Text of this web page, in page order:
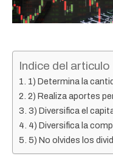
Indice del articulo
1) Determina la
2) Realiza aportes
3) Diversifica el
4) Diversifica la
5) No olvides los